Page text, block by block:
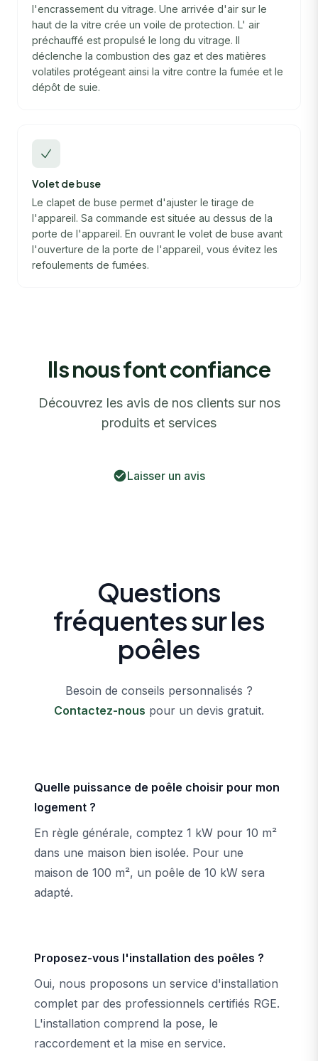
l'encrassement du vitrage. Une arrivée d'air sur le
haut de la vitre crée un voile de protection. L' air
préchauffé est propulsé le long du vitrage. Il
déclenche la combustion des gaz et des matières
volatiles protégeant ainsi la vitre contre la fumée et le
dépôt de suie.
Volet de buse
Le clapet de buse permet d'ajuster le tirage de
l'appareil. Sa commande est située au dessus de la
porte de l'appareil. En ouvrant le volet de buse avant
l'ouverture de la porte de l'appareil, vous évitez les
refoulements de fumées.
Ils nous font confiance
Découvrez les avis de nos clients sur nos
produits et services
Laisser un avis
Questions
fréquentes sur les
poêles
Besoin de conseils personnalisés ?
Contactez-nous pour un devis gratuit.
Quelle puissance de poêle choisir pour mon
logement ?
En règle générale, comptez 1 kW pour 10 m²
dans une maison bien isolée. Pour une
maison de 100 m², un poêle de 10 kW sera
adapté.
Proposez-vous l'installation des poêles ?
Oui, nous proposons un service d'installation
complet par des professionnels certifiés RGE.
L'installation comprend la pose, le
raccordement et la mise en service.